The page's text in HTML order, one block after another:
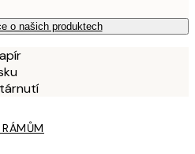
o našich produktech